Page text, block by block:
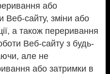
або
Веб-сайту, зміни або
а також переривання
Веб-сайту з будь-
але не
або затримки в